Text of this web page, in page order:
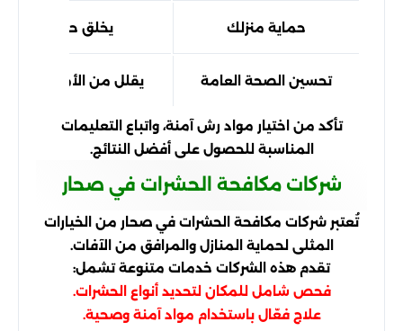
حماية منزلك يخلق حاجزًا يمنع
تحسين الصحة العامة يقلل من الأمراض التي
تأكد من اختيار مواد رش آمنة، واتباع التعليمات
المناسبة للحصول على أفضل النتائج.
شركات مكافحة الحشرات في صحار
تُعتبر شركات مكافحة الحشرات في صحار من الخيارات
المثلى لحماية المنازل والمرافق من الآفات.
تقدم هذه الشركات خدمات متنوعة تشمل:
فحص شامل للمكان لتحديد أنواع الحشرات.
علاج فعّال باستخدام مواد آمنة وصحية.